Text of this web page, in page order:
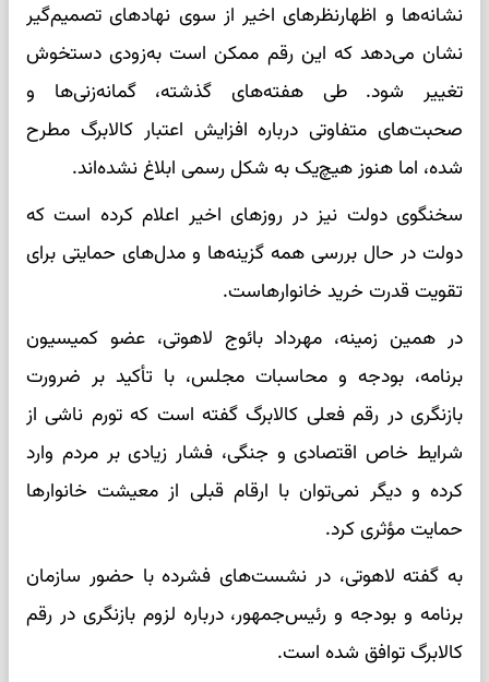
نشانه‌ها و اظهارنظرهای اخیر از سوی نهادهای تصمیم‌گیر
نشان می‌دهد که این رقم ممکن است به‌زودی دستخوش
تغییر شود. طی هفته‌های گذشته، گمانه‌زنی‌ها و
صحبت‌های متفاوتی درباره افزایش اعتبار کالابرگ مطرح
شده، اما هنوز هیچ‌یک به شکل رسمی ابلاغ نشده‌اند.
سخنگوی دولت نیز در روزهای اخیر اعلام کرده است که
دولت در حال بررسی همه گزینه‌ها و مدل‌های حمایتی برای
تقویت قدرت خرید خانوارهاست.
در همین زمینه، مهرداد بائوج لاهوتی، عضو کمیسیون
برنامه، بودجه و محاسبات مجلس، با تأکید بر ضرورت
بازنگری در رقم فعلی کالابرگ گفته است که تورم ناشی از
شرایط خاص اقتصادی و جنگی، فشار زیادی بر مردم وارد
کرده و دیگر نمی‌توان با ارقام قبلی از معیشت خانوارها
حمایت مؤثری کرد.
به گفته لاهوتی، در نشست‌های فشرده با حضور سازمان
برنامه و بودجه و رئیس‌جمهور، درباره لزوم بازنگری در رقم
کالابرگ توافق شده است.